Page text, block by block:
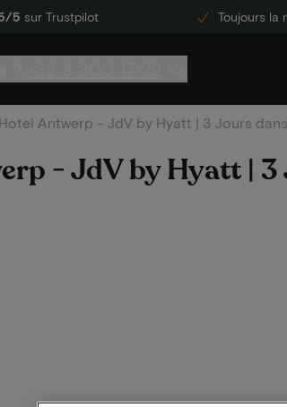
5 sur Trustpilot Toujours la
Antwerp - JdV by Hyatt | 3 Jours
- JdV by Hyatt |